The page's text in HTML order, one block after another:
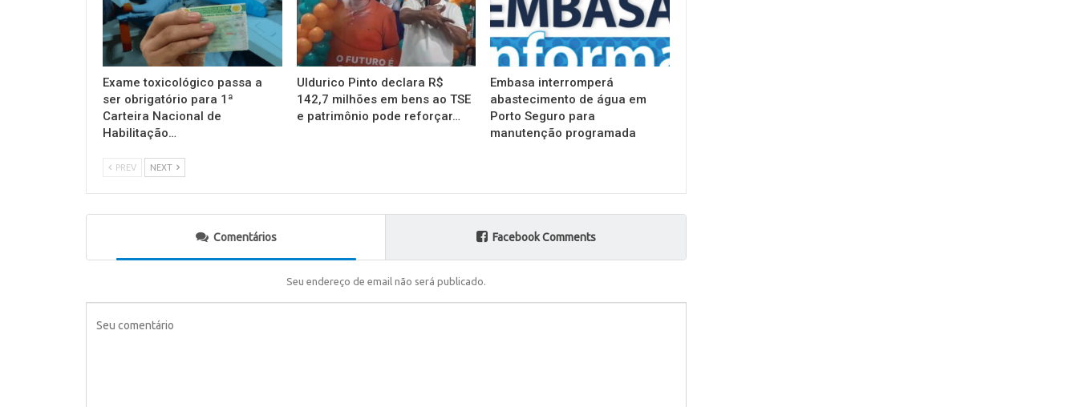
Exame toxicológico passa a
ser obrigatório para 1ª
Carteira Nacional de
Habilitação…
Uldurico Pinto declara R$
142,7 milhões em bens ao TSE
e patrimônio pode reforçar…
Embasa interromperá
abastecimento de água em
Porto Seguro para
manutenção programada
PREV NEXT
Comentários Facebook Comments
Seu endereço de email não será publicado.